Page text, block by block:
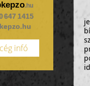
.hu
647 1415
cég infó